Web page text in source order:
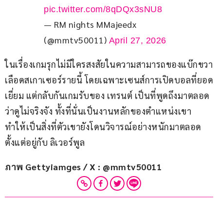
pic.twitter.com/8qDQx3sNU8
— RM nights MMajeedx
(@mmtv50011) April 27, 2026
ในเรื่องเกมรุกไม่มีใครสงสัยในความสามารถของแบ๊กขวา
เลือดสเกาเซอร์รายนี้ โดยเฉพาะเซนส์การเปิดบอลที่ยอด
เยี่ยม แต่กลับกันเกมรับของ เทรนต์ เป็นที่พูดถึงมาตลอด
ว่าดูไม่จริงจัง ทั้งที่นั่นเป็นงานหลักของตำแหน่งเขา
ทำให้เป็นสิ่งที่ตัวเขายังโดนวิจารณ์อย่างหนักมาตลอด
ตั้งแต่อยู่กับ ลิเวอร์พูล
ภาพ Gettyiamges / X : @mmtv50011